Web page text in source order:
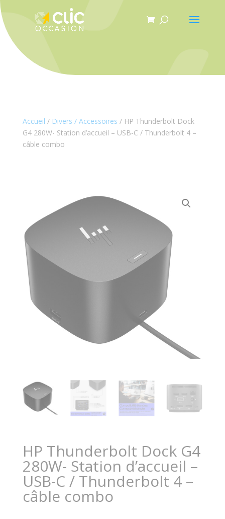
Accueil / Divers / Accessoires / HP Thunderbolt Dock
G4 280W- Station d’accueil – USB-C / Thunderbolt 4 –
câble combo
HP Thunderbolt Dock G4
280W- Station d’accueil –
USB-C / Thunderbolt 4 –
câble combo
Panneau de gestion des cookies